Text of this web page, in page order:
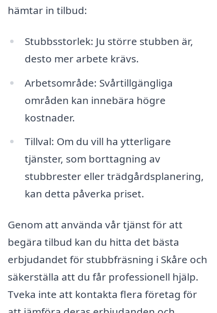
hämtar in tilbud:
Stubbsstorlek: Ju större stubben är,
desto mer arbete krävs.
Arbetsområde: Svårtillgängliga
områden kan innebära högre
kostnader.
Tillval: Om du vill ha ytterligare
tjänster, som borttagning av
stubbrester eller trädgårdsplanering,
kan detta påverka priset.
Genom att använda vår tjänst för att
begära tilbud kan du hitta det bästa
erbjudandet för stubbfräsning i Skåre och
säkerställa att du får professionell hjälp.
Tveka inte att kontakta flera företag för